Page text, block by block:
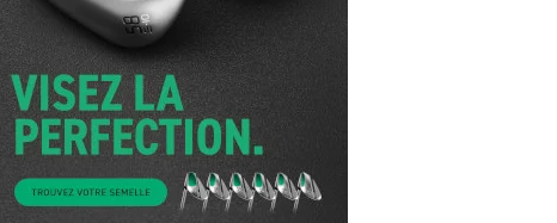
Debout en Bouts prolonge la Fashion Week à
Roland-Garros
Lacoste Ladies Open 2025 : Céline Boutier
de retour à Deauville